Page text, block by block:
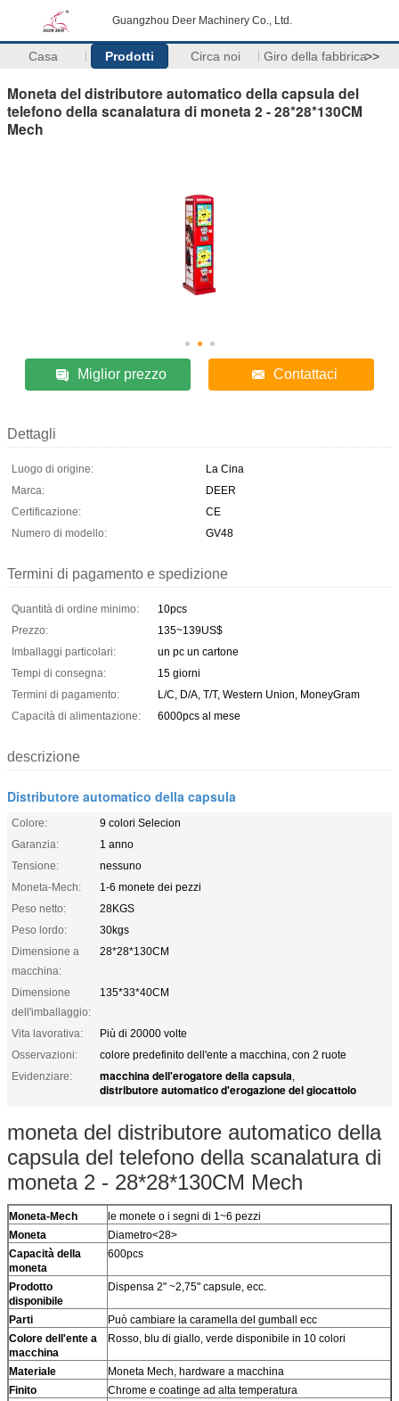
Guangzhou Deer Machinery Co., Ltd.
Casa Prodotti Circa noi Giro della fabbrica>>
Moneta del distributore automatico della capsula del
telefono della scanalatura di moneta 2 - 28*28*130CM
Mech
Miglior prezzo Contattaci
Dettagli
Luogo di origine:
La Cina
Marca:
DEER
Certificazione:
CE
Numero di modello:
GV48
Termini di pagamento e spedizione
Quantità di ordine minimo:
10pcs
Prezzo:
135~139US$
Imballaggi particolari:
un pc un cartone
Tempi di consegna:
15 giorni
Termini di pagamento:
L/C, D/A, T/T, Western Union, MoneyGram
Capacità di alimentazione:
6000pcs al mese
descrizione
Distributore automatico della capsula
Colore:
9 colori Selecion
Garanzia:
1 anno
Tensione:
nessuno
Moneta-Mech:
1-6 monete dei pezzi
Peso netto:
28KGS
Peso lordo:
30kgs
Dimensione a
macchina:
28*28*130CM
Dimensione
dell'imballaggio:
135*33*40CM
Vita lavorativa:
Più di 20000 volte
Osservazioni:
colore predefinito dell'ente a macchina, con 2 ruote
Evidenziare:
macchina dell'erogatore della capsula,
distributore automatico d'erogazione del giocattolo
moneta del distributore automatico della
capsula del telefono della scanalatura di
moneta 2 - 28*28*130CM Mech
Moneta-Mech
le monete o i segni di 1~6 pezzi
Moneta
Diametro<28>
Capacità della
moneta
600pcs
Prodotto
disponibile
Dispensa 2" ~2,75" capsule, ecc.
Parti
Può cambiare la caramella del gumball ecc
Colore dell'ente a
macchina
Rosso, blu di giallo, verde disponibile in 10 colori
Materiale
Moneta Mech, hardware a macchina
Finito
Chrome e coatinge ad alta temperatura